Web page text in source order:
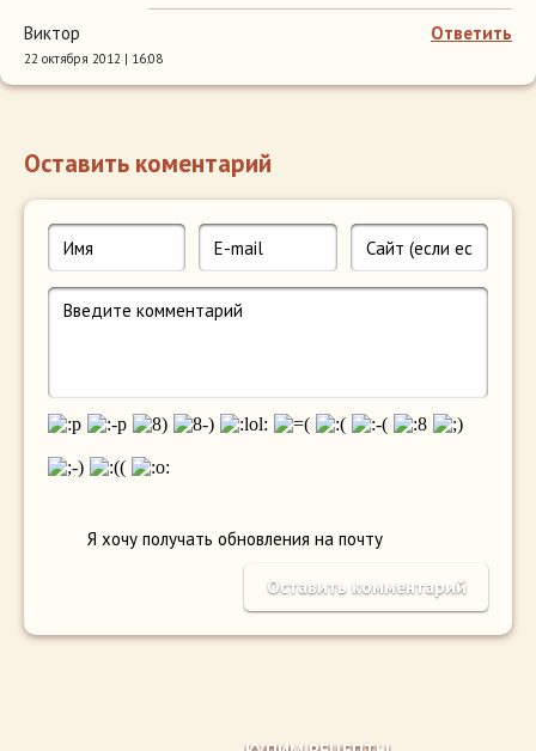
Ответить
Виктор
22 октября 2012 | 16:08
Оставить коментарий
Я хочу получать обновления на почту